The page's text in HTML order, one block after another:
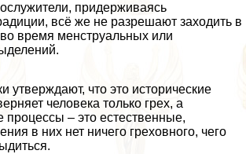
придерживаясь
всё же не разрешают заходить в
время мeнcтpуальных или
утверждают, что это исторические
человека только грех, а
процессы – это естественные,
в них нет ничего греховного, чего